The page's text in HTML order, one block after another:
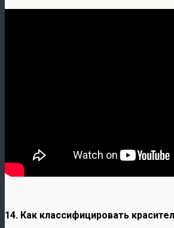
14. Как классифицировать